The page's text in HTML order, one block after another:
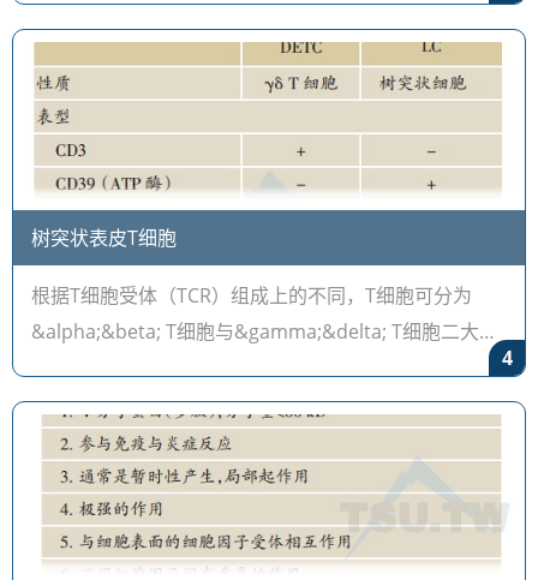
呈细胞（professional APC）。在某些病理
树突状表皮T细胞
根据T细胞受体（TCR）组成上的不同，T细胞可分为
&alpha;&beta; T细胞与&gamma;&delta; T细胞二大
CD4+Th细胞及CD8+Tc细胞等。&gamma
4